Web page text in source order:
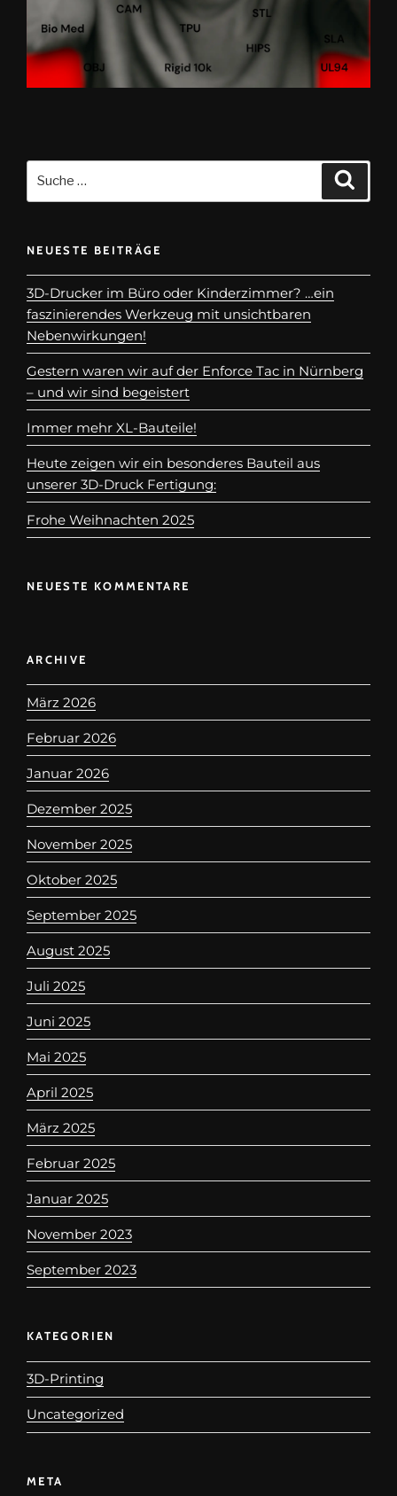
NEUESTE BEITRÄGE
3D-Drucker im Büro oder Kinderzimmer? …ein
faszinierendes Werkzeug mit unsichtbaren
Nebenwirkungen!
Gestern waren wir auf der Enforce Tac in Nürnberg
– und wir sind begeistert
Immer mehr XL-Bauteile!
Heute zeigen wir ein besonderes Bauteil aus
unserer 3D-Druck Fertigung:
Frohe Weihnachten 2025
NEUESTE KOMMENTARE
ARCHIVE
März 2026
Februar 2026
Januar 2026
Dezember 2025
November 2025
Oktober 2025
September 2025
August 2025
Juli 2025
Juni 2025
Mai 2025
April 2025
März 2025
Februar 2025
Januar 2025
November 2023
September 2023
KATEGORIEN
3D-Printing
Uncategorized
META